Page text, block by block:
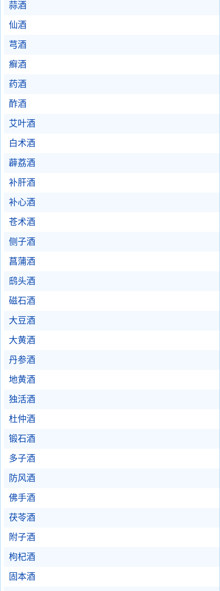
蒜酒
仙酒
芎酒
癣酒
药酒
酢酒
艾叶酒
白术酒
薜荔酒
补肝酒
补心酒
苍术酒
侧子酒
菖蒲酒
鸱头酒
磁石酒
大豆酒
大黄酒
丹参酒
地黄酒
独活酒
杜仲酒
锻石酒
多子酒
防风酒
佛手酒
茯苓酒
附子酒
枸杞酒
固本酒